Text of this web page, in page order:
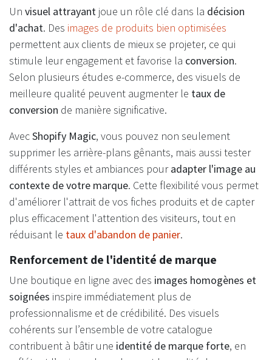
Un visuel attrayant joue un rôle clé dans la décision
d'achat. Des images de produits bien optimisées
permettent aux clients de mieux se projeter, ce qui
stimule leur engagement et favorise la conversion.
Selon plusieurs études e-commerce, des visuels de
meilleure qualité peuvent augmenter le taux de
conversion de manière significative.
AvecShopify Magic, vous pouvez non seulement
supprimer les arrière-plans gênants, mais aussi tester
différents styles et ambiances pouradapter l'image au
contexte de votre marque. Cette flexibilité vous permet
d'améliorer l'attrait de vos fiches produits et de capter
plus efficacement l'attention des visiteurs, tout en
réduisant le taux d'abandon de panier.
Renforcement de l'identité de marque
Une boutique en ligne avec des images homogènes et
soignées inspire immédiatement plus de
professionnalisme et de crédibilité. Des visuels
cohérents sur l’ensemble de votre catalogue
contribuent à bâtir une identité de marque forte, en